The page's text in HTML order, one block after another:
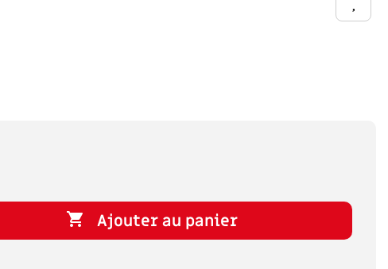
 Ajouter au panier